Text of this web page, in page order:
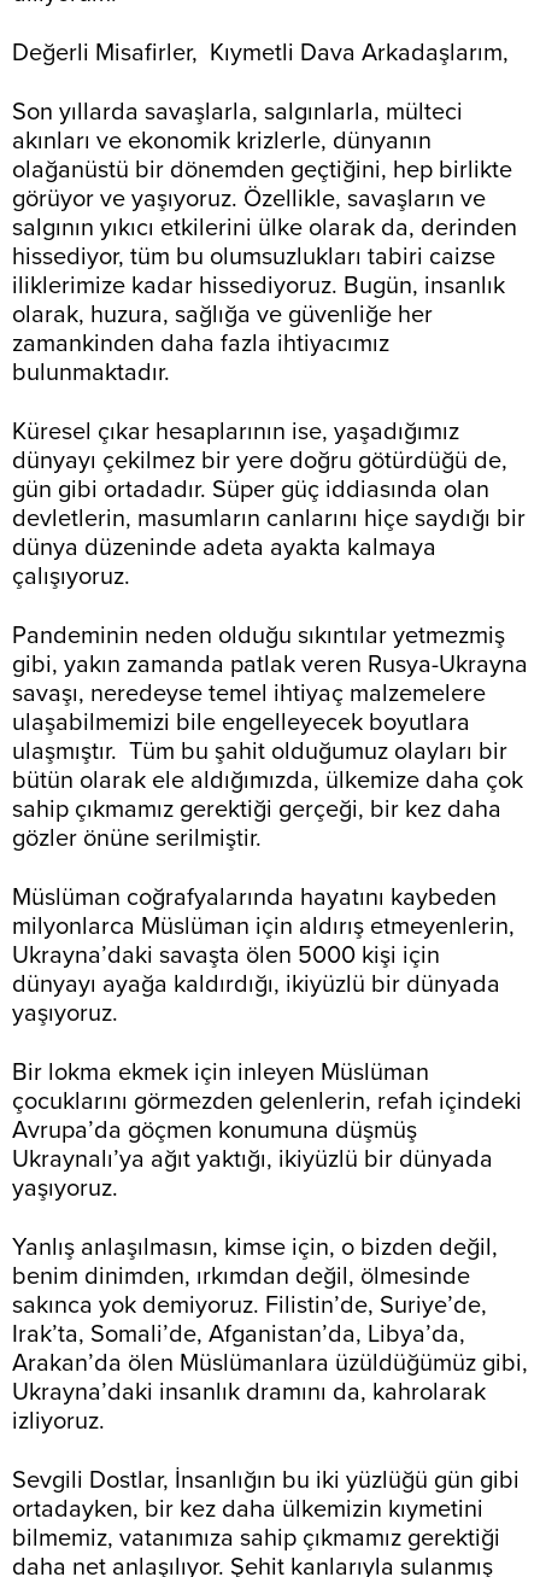
Değerli Misafirler, Kıymetli Dava Arkadaşlarım,
Son yıllarda savaşlarla, salgınlarla, mülteci
akınları ve ekonomik krizlerle, dünyanın
olağanüstü bir dönemden geçtiğini, hep birlikte
görüyor ve yaşıyoruz. Özellikle, savaşların ve
salgının yıkıcı etkilerini ülke olarak da, derinden
hissediyor, tüm bu olumsuzlukları tabiri caizse
iliklerimize kadar hissediyoruz. Bugün, insanlık
olarak, huzura, sağlığa ve güvenliğe her
zamankinden daha fazla ihtiyacımız
bulunmaktadır.
Küresel çıkar hesaplarının ise, yaşadığımız
dünyayı çekilmez bir yere doğru götürdüğü de,
gün gibi ortadadır. Süper güç iddiasında olan
devletlerin, masumların canlarını hiçe saydığı bir
dünya düzeninde adeta ayakta kalmaya
çalışıyoruz.
Pandeminin neden olduğu sıkıntılar yetmezmiş
gibi, yakın zamanda patlak veren Rusya-Ukrayna
savaşı, neredeyse temel ihtiyaç malzemelere
ulaşabilmemizi bile engelleyecek boyutlara
ulaşmıştır. Tüm bu şahit olduğumuz olayları bir
bütün olarak ele aldığımızda, ülkemize daha çok
sahip çıkmamız gerektiği gerçeği, bir kez daha
gözler önüne serilmiştir.
Müslüman coğrafyalarında hayatını kaybeden
milyonlarca Müslüman için aldırış etmeyenlerin,
Ukrayna’daki savaşta ölen 5000 kişi için
dünyayı ayağa kaldırdığı, ikiyüzlü bir dünyada
yaşıyoruz.
Bir lokma ekmek için inleyen Müslüman
çocuklarını görmezden gelenlerin, refah içindeki
Avrupa’da göçmen konumuna düşmüş
Ukraynalı’ya ağıt yaktığı, ikiyüzlü bir dünyada
yaşıyoruz.
Yanlış anlaşılmasın, kimse için, o bizden değil,
benim dinimden, ırkımdan değil, ölmesinde
sakınca yok demiyoruz. Filistin’de, Suriye’de,
Irak’ta, Somali’de, Afganistan’da, Libya’da,
Arakan’da ölen Müslümanlara üzüldüğümüz gibi,
Ukrayna’daki insanlık dramını da, kahrolarak
izliyoruz.
Sevgili Dostlar, İnsanlığın bu iki yüzlüğü gün gibi
ortadayken, bir kez daha ülkemizin kıymetini
bilmemiz, vatanımıza sahip çıkmamız gerektiği
daha net anlaşılıyor. Şehit kanlarıyla sulanmış